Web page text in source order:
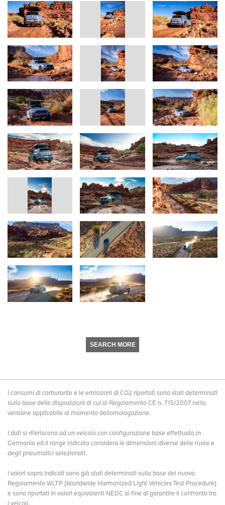
SEARCH MORE
I consumi di carburante e le emissioni di CO2 riportati sono stati determinati
sulla base delle disposizioni di cui al Regolamento CE n. 715/2007 nella
versione applicabile al momento dellomologazione.
I dati si riferiscono ad un veicolo con configurazione base effettuata in
Germania ed il range indicato considera le dimensioni diverse delle ruote e
degli pneumatici selezionati.
I valori sopra indicati sono già stati determinati sulla base del nuovo
Regolamento WLTP (Worldwide Harmonized Light Vehicles Test Procedure)
e sono riportati in valori equivalenti NEDC al fine di garantire il confronto tra
i veicoli.